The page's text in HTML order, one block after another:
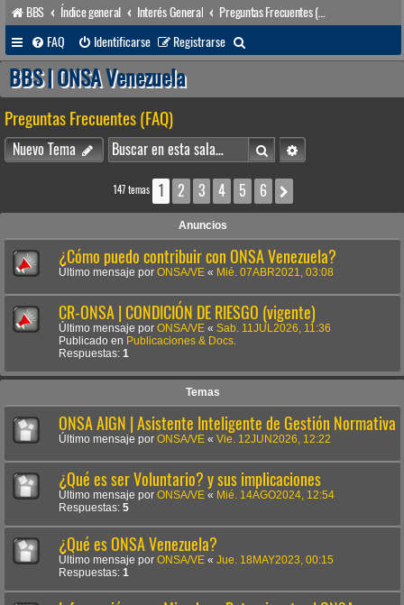
BBS Índice general Interés General
Preguntas Frecuentes (FAQ)
FAQ
Identificarse Registrarse
u
a
r
BBS | ONSA Venezuela
Preguntas Frecuentes (FAQ)
Nuevo Tema BuscarBúsqueda avanzada
147 temas 1 2 3 4 5 6
Anuncios
¿Cómo puedo contribuir con ONSA Venezuela?
Último mensaje por ONSA/VE « Mié. 07ABR2021, 03:08
CR-ONSA | CONDICIÓN DE RIESGO (vigente)
Último mensaje por ONSA/VE « Sab. 11JUL2026, 11:36
Publicado en Publicaciones & Docs.
Respuestas: 1
Temas
ONSA AIGN | Asistente Inteligente de Gestión Normativa
Último mensaje por ONSA/VE « Vie. 12JUN2026, 12:22
¿Qué es ser Voluntario? y sus implicaciones
Último mensaje por ONSA/VE « Mié. 14AGO2024, 12:54
Respuestas: 5
¿Qué es ONSA Venezuela?
Último mensaje por ONSA/VE « Jue. 18MAY2023, 00:15
Respuestas: 1